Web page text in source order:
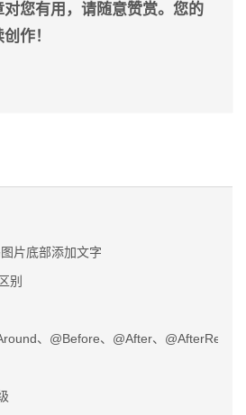
您有用，请随意赞赏。您的
作！
片底部添加文字
别
、@Before、@After、